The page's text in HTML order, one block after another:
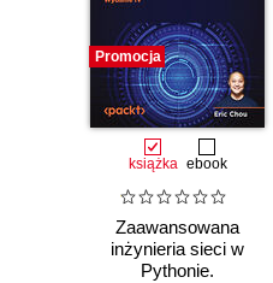
Promocja
książka ebook
Zaawansowana
inżynieria sieci w
Pythonie.